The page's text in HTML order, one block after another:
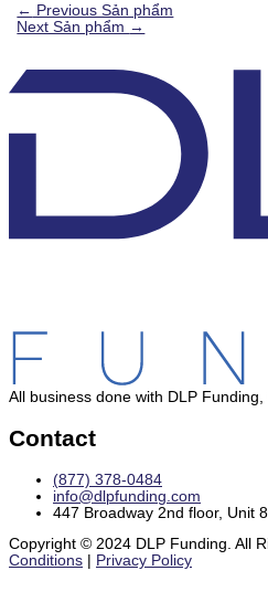
← Previous Sản phẩm
Next Sản phẩm →
All business done with DLP
Contact
(877) 378-0484
info@dlpfunding.com
447 Broadway 2nd floor, Unit
Copyright © 2024 DLP Funding. All
Conditions
Privacy Policy